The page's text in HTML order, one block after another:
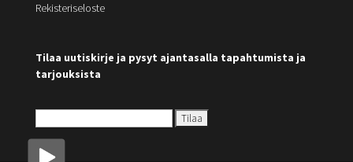
Rekisteriseloste
Tilaa uutiskirje ja pysyt ajantasalla tapahtumista ja
tarjouksista